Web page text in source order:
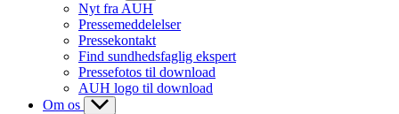
Nyt fra AUH
Pressemeddelelser
Pressekontakt
Find sundhedsfaglig ekspert
Pressefotos til download
AUH logo til download
Om os